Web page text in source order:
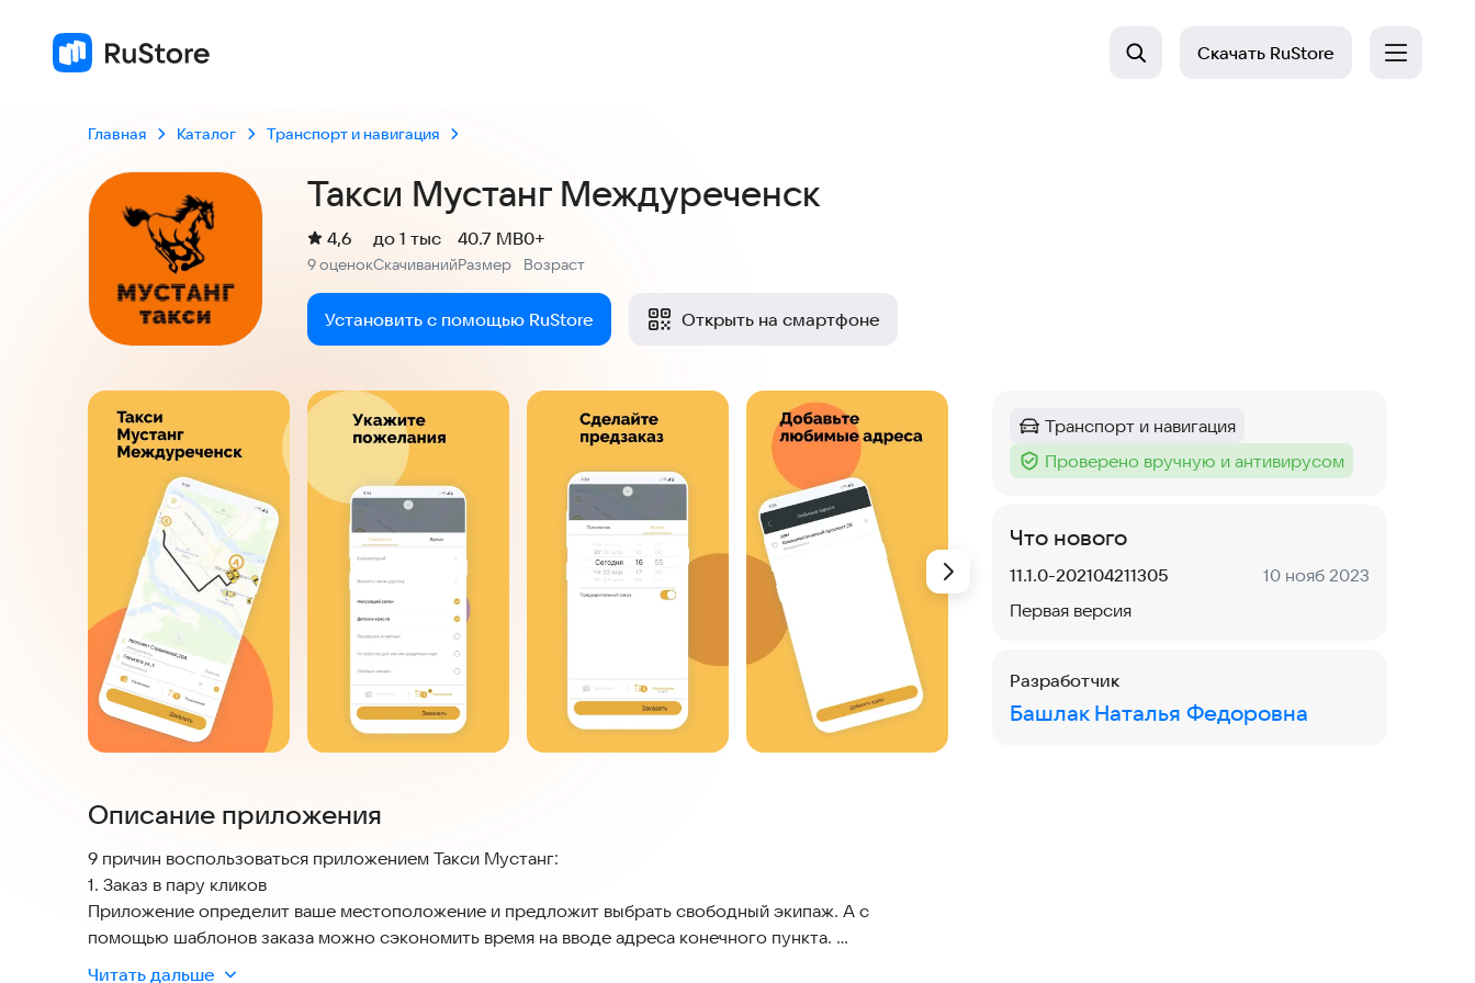
Скачать RuStore
Главная Каталог Транспорт и навигация
Такси Мустанг Междуреченск
Рейтинг:
4,6
9 оценокСкачиваний
до 1 тыс
Размер
40.7 MB
Возраст
0+
Установить с помощью RuStore Открыть на смартфоне
Скриншоты
Описание приложения
9 причин воспользоваться приложением Такси Мустанг:
1. Заказ в пару кликов
Приложение определит ваше местоположение и предложит выбрать свободный экипаж. А с
помощью шаблонов заказа можно сэкономить время на вводе адреса конечного пункта.
2. Дополнительные пожелания
Читать дальше
Категория:
Транспорт и навигация
Тег :
Проверено вручную и антивирусом
Что нового
Версия:
11.1.0-202104211305 Дата:
10 нояб 2023
Первая версия
Разработчик
Башлак Наталья Федоровна